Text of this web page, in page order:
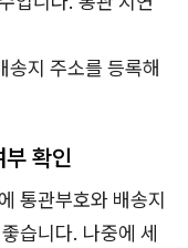
지 주소를 등록해
확인
통관부호와 배송지
습니다. 나중에 세